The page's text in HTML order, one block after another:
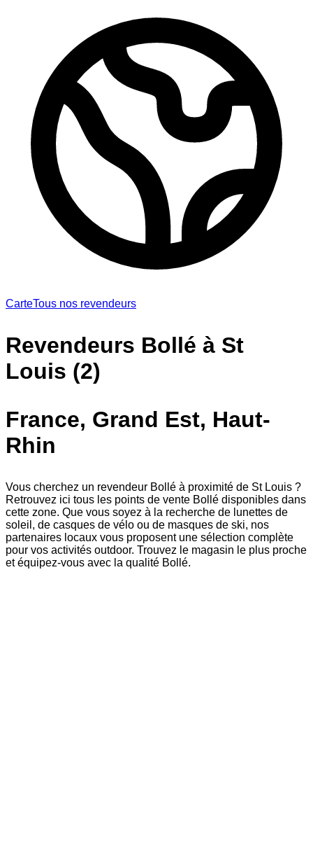
CarteTous nos revendeurs
Revendeurs Bollé à St
Louis (2)
France, Grand Est, Haut-
Rhin
Vous cherchez un revendeur Bollé à proximité de St Louis ?
Retrouvez ici tous les points de vente Bollé disponibles dans
cette zone. Que vous soyez à la recherche de lunettes de
soleil, de casques de vélo ou de masques de ski, nos
partenaires locaux vous proposent une sélection complète
pour vos activités outdoor. Trouvez le magasin le plus proche
et équipez-vous avec la qualité Bollé.